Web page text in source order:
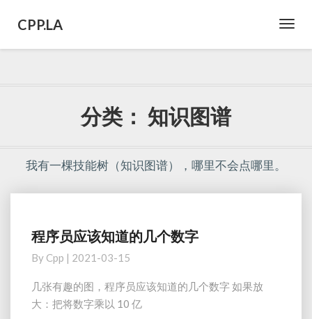
CPP.LA
分类： 知识图谱
我有一棵技能树（知识图谱），哪里不会点哪里。
程
员
应
该
知
程序员应该知道的几个数字
By Cpp | 2021-03-15
几张有趣的图，程序员应该知道的几个数字 如果放
大：把将数字乘以 10 亿